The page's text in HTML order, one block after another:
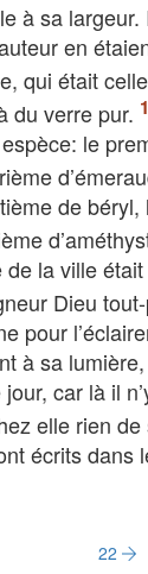
à sa
en
qui était
du verre pur.
le
de béryl,
la ville était
Dieu
pour
à sa
car là il
elle rien
écrits dans
22